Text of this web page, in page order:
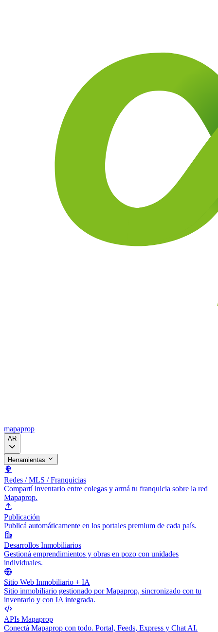
mapaprop
AR
Herramientas
Redes / MLS / Franquicias
Compartí inventario entre colegas y armá tu franquicia sobre la red
Mapaprop.
Publicación
Publicá automáticamente en los portales premium de cada país.
Desarrollos Inmobiliarios
Gestioná emprendimientos y obras en pozo con unidades
individuales.
Sitio Web Inmobiliario + IA
Sitio inmobiliario gestionado por Mapaprop, sincronizado con tu
inventario y con IA integrada.
APIs Mapaprop
Conectá Mapaprop con todo. Portal, Feeds, Express y Chat AI.